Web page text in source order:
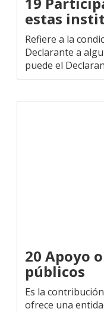
estas
Refiere a la
Declarante a
puede el
20 Apoyo
públicos
Es la
ofrece una